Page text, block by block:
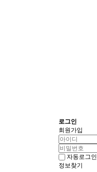
로그인
회원가입
자동로그인
정보찾기